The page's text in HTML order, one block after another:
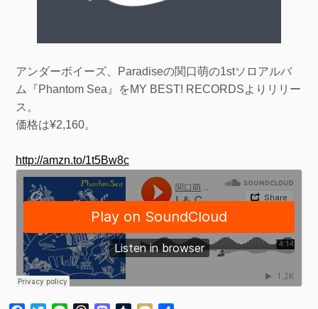
アンダーボイーズ、Paradiseの関口萌の1stソロアルバ
ム『Phantom Sea』をMY BEST! RECORDSよりリリー
ス。
価格は¥2,160。
http://amzn.to/1t5Bw8c